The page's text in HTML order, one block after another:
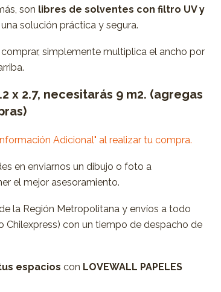
son libres de solventes con filtro UV y
solución práctica y segura.
simplemente multiplica el ancho por
x 2.7, necesitarás 9 m2. (agregas
Adicional" al realizar tu compra.
en enviarnos un dibujo o foto a
el mejor asesoramiento.
la Región Metropolitana y envíos a todo
Chilexpress) con un tiempo de despacho de
espacios con LOVEWALL PAPELES